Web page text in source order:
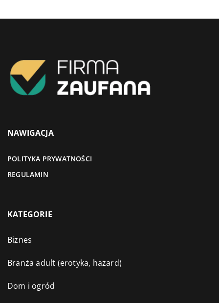
NAWIGACJA
POLITYKA PRYWATNOŚCI
REGULAMIN
KATEGORIE
Biznes
Branża adult (erotyka, hazard)
Dom i ogród